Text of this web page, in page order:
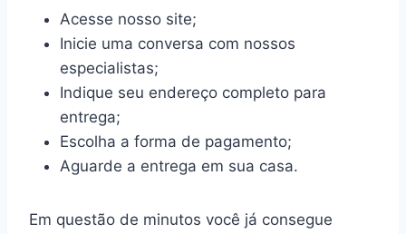
Acesse nosso site;
Inicie uma conversa com nossos
especialistas;
Indique seu endereço completo para
entrega;
Escolha a forma de pagamento;
Aguarde a entrega em sua casa.
Em questão de minutos você já consegue